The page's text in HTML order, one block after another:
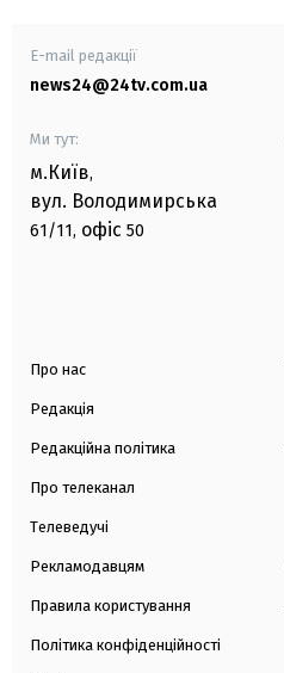
E-mail редакції
news24@24tv.com.ua
Ми тут:
м.Київ,
вул. Володимирська
61/11, офіс 50
Про нас
Редакція
Редакційна політика
Про телеканал
Телеведучі
Рекламодавцям
Правила користування
Політика конфіденційності